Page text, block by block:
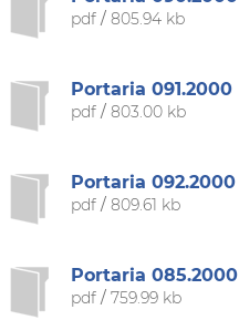
pdf/ 805.94 kb
Portaria 091.2000
pdf/ 803.00 kb
Portaria 092.2000
pdf/ 809.61 kb
Portaria 085.2000
pdf/ 759.99 kb